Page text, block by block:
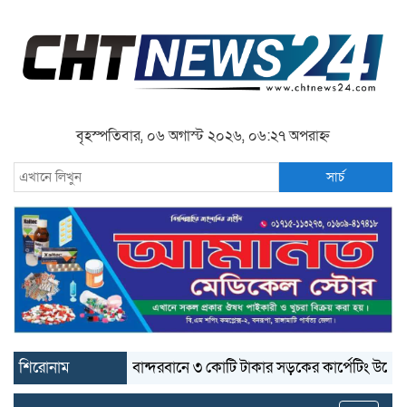
বৃহস্পতিবার, ০৬ অগাস্ট ২০২৬, ০৬:২৭ অপরাহ্ন
সার্চ
শিরোনাম বান্দরবানে ৩ কোটি টাকার সড়কের কার্পেটিং উঠে যাচ্ছে